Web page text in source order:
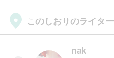
このしおりのライター
nak